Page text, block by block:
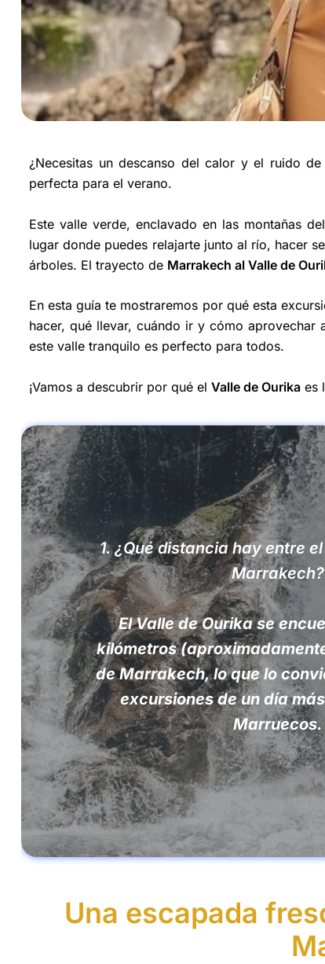
¿Necesitas un descanso del calor y el ruido
perfecta para el verano.
Este valle verde, enclavado en las montañas
lugar donde puedes relajarte junto al río, hacer
árboles. El trayecto de Marrakech al Valle de
En esta guía te mostraremos por qué esta
hacer, qué llevar, cuándo ir y cómo aprovechar
este valle tranquilo es perfecto para todos.
¡Vamos a descubrir por qué el Valle de Ourika es
1.¿Qué distancia hay entre
Marrakech?
El Valle de Ourika se
kilómetros
de Marrakech, lo que lo
excursiones de un día
Marruecos.
Una escapada